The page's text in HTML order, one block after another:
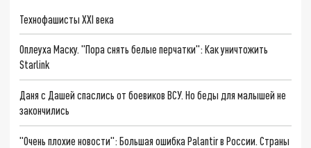
Технофашисты XXI века
Оплеуха Маску. "Пора снять белые перчатки": Как уничтожить
Starlink
Даня с Дашей спаслись от боевиков ВСУ. Но беды для малышей не
закончились
"Очень плохие новости": Большая ошибка Palantir в России. Страны